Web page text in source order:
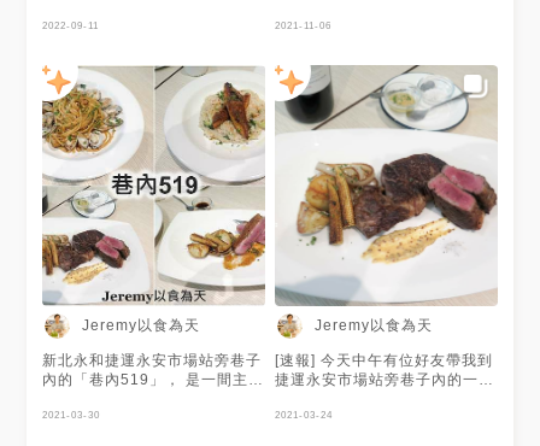
行加價換價位較高之餐點。
NFT，以做為參加依據，
（三）用餐後，麻煩大家於
MENU分享本次用餐心得，並打
卡店家． （四）我們不會將你
的個資另作他用，最新資訊或異
動均以MENU美食誌官方公告或
私訊為主． （五）MENU美食
誌保有活動最終解釋權。
https://menutaiwan.com/tw/
https://menutaiwan.com/tw/
約起來唷！！ 聽說準備要搬去
2022-09-11
父牛排主廚做給你吃～
平日晚餐9折券：哪來這麼好吃
的牛排啊！！！！
https://menutaiwan.com/tw/
假日9折券：沒來過我們家，別
https://menutaiwan.com/tw/
MENU店+週年慶活動：
http://www.menutaiwan.com/
抽Line點數3,000點3名、
1,000點10名🤩
2021-11-06
Jeremy以食為天
新北永和捷運永安市場站旁巷子
內的「巷內519」， 是一間主打
主廚曾經在台北國賓大飯店「A-
2021-03-30
Jeremy以食為天
[速報] 今天中午有位好友帶我到
捷運永安市場站旁巷子內的一間
牛排、義大利麵和燉飯的餐廳，
2021-03-24